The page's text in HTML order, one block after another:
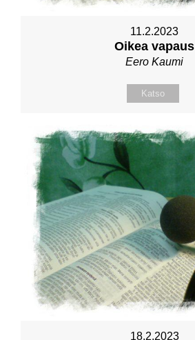
11.2.2023
Oikea vapaus
Eero Kaumi
Katso
18.2.2023